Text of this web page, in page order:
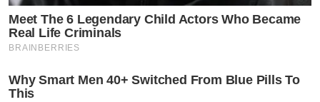
Meet The 6 Legendary Child Actors Who Became
Real Life Criminals
BRAINBERRIES
Why Smart Men 40+ Switched From Blue Pills To
This